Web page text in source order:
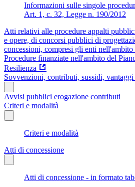
Informazioni sulle singole
Art. 1, c. 32, Legge n. 190/2012
Atti relativi alle procedure appalti
e opere, di concorsi pubblici di
concessioni, compresi gli enti
Procedure finanziate nell'ambito del
Resilienza
Sovvenzioni, contributi, sussidi,
Avvisi pubblici erogazione contributi
Criteri e modalità
Criteri e modalità
Atti di concessione
Atti di concessione - in formato